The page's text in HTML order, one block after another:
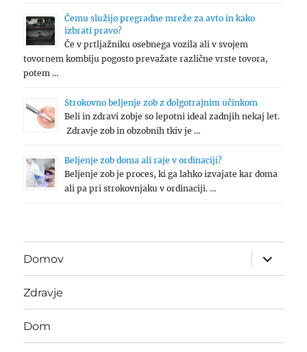
Čemu služijo pregradne mreže za avto in kako
izbrati pravo?
Če v prtljažniku osebnega vozila ali v svojem
tovornem kombiju pogosto prevažate različne vrste tovora,
potem …
Strokovno beljenje zob z dolgotrajnim učinkom
Beli in zdravi zobje so lepotni ideal zadnjih nekaj let.
Zdravje zob in obzobnih tkiv je …
Beljenje zob doma ali raje v ordinaciji?
Beljenje zob je proces, ki ga lahko izvajate kar doma
ali pa pri strokovnjaku v ordinaciji. …
Domov
expand
child
menu
Zdravje
Dom